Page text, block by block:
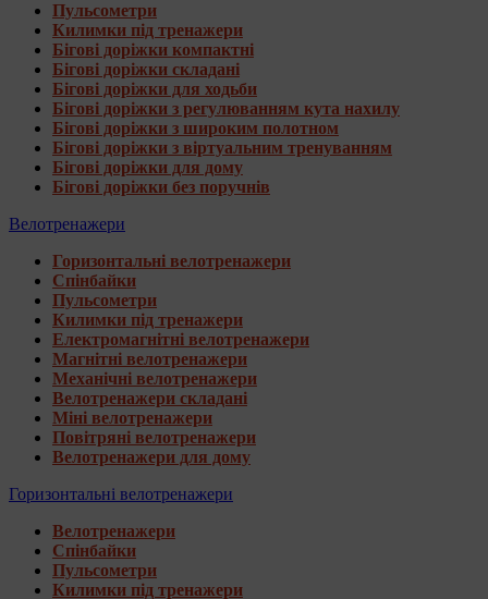
Пульсометри
Килимки під тренажери
Бігові доріжки компактні
Бігові доріжки складані
Бігові доріжки для ходьби
Бігові доріжки з регулюванням кута нахилу
Бігові доріжки з широким полотном
Бігові доріжки з віртуальним тренуванням
Бігові доріжки для дому
Бігові доріжки без поручнів
Велотренажери
Горизонтальні велотренажери
Спінбайки
Пульсометри
Килимки під тренажери
Електромагнітні велотренажери
Магнітні велотренажери
Механічні велотренажери
Велотренажери складані
Міні велотренажери
Повітряні велотренажери
Велотренажери для дому
Горизонтальні велотренажери
Велотренажери
Спінбайки
Пульсометри
Килимки під тренажери